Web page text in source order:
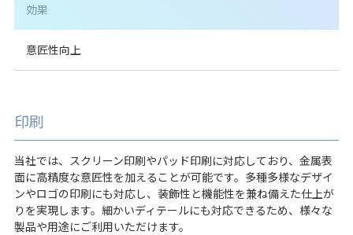
効果
意匠性向上
印刷
当社では、スクリーン印刷やパッド印刷に対応しており、金属表
面に高精度な意匠性を加えることが可能です。多種多様なデザイ
ンやロゴの印刷にも対応し、装飾性と機能性を兼ね備えた仕上が
りを実現します。細かいディテールにも対応できるため、様々な
製品や用途にご利用いただけます。